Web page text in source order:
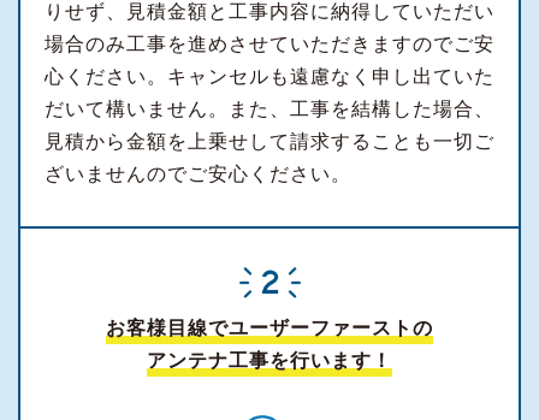
りせず、見積金額と工事内容に納得していただい
場合のみ工事を進めさせていただきますのでご安
心ください。キャンセルも遠慮なく申し出ていた
だいて構いません。また、工事を結構した場合、
見積から金額を上乗せして請求することも一切ご
ざいませんのでご安心ください。
お客様目線でユーザーファーストの
アンテナ工事を行います！